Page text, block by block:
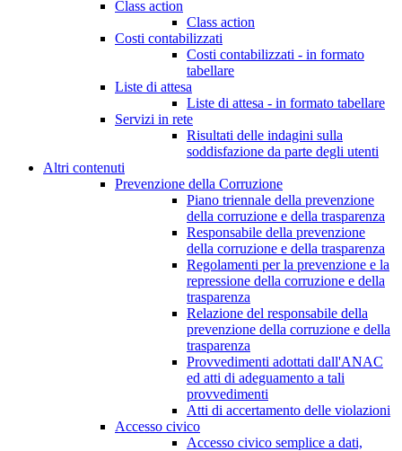
Class action
Class action
Costi contabilizzati
Costi contabilizzati - in formato
tabellare
Liste di attesa
Liste di attesa - in formato tabellare
Servizi in rete
Risultati delle indagini sulla
soddisfazione da parte degli utenti
Altri contenuti
Prevenzione della Corruzione
Piano triennale della prevenzione
della corruzione e della trasparenza
Responsabile della prevenzione
della corruzione e della trasparenza
Regolamenti per la prevenzione e la
repressione della corruzione e della
trasparenza
Relazione del responsabile della
prevenzione della corruzione e della
trasparenza
Provvedimenti adottati dall'ANAC
ed atti di adeguamento a tali
provvedimenti
Atti di accertamento delle violazioni
Accesso civico
Accesso civico semplice a dati,